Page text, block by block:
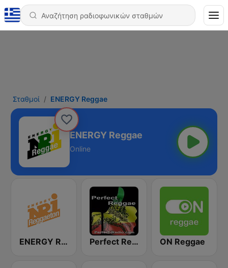
Σταθμοί ENERGY Reggae
ENERGY Reggae
Online
ENERGY Reggaeton Perfect Reggae ON Reggae